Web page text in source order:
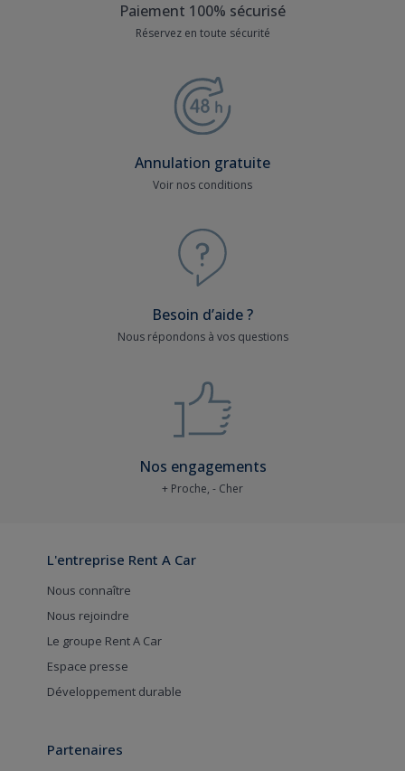
Paiement 100% sécurisé
Réservez en toute sécurité
Annulation gratuite
Voir nos conditions
Besoin d’aide ?
Nous répondons à vos questions
Nos engagements
+ Proche, - Cher
L'entreprise Rent A Car
Nous connaître
Nous rejoindre
Le groupe Rent A Car
Espace presse
Développement durable
Partenaires